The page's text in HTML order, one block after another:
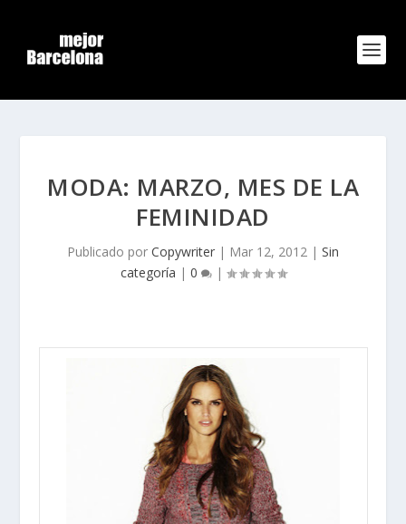
MODA: MARZO, MES DE LA
FEMINIDAD
Publicado por Copywriter | Mar 12, 2012 | Sin
categoría | 0 |